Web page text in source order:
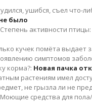
ушибся, съел что-
было
активности
кучек помёта выдает
симптомов
корма?: Новая пачка
растениям имел
не грызла ли не
средства для